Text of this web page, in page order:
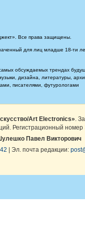
Все права защищены.
для лиц младше 18-ти
обсуждаемых трендах
дизайна, литературы,
писателями, футурологами
Art Electronics» .
Регистрационный
Павел Викторович
| Эл. почта редакции: